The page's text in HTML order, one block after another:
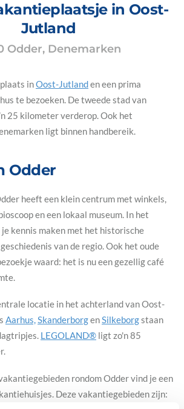
in Oost-
Jutland
Odder, Denemarken
inOost-Jutlanden een prima
te bezoeken. De tweede stad van
25 kilometer verderop. Ook het
ligt binnen handbereik.
Odder
heeft een klein centrum met winkels,
en een lokaal museum. In het
kennis maken met het historische
van de regio. Ook het oude
waard: het is nu een gezellig café
locatie in het achterland van Oost-
Aarhus,SkanderborgenSilkeborgstaan
LEGOLAND® ligt zo'n 85
rondom Odder vind je een
Deze vakantiegebieden zijn: